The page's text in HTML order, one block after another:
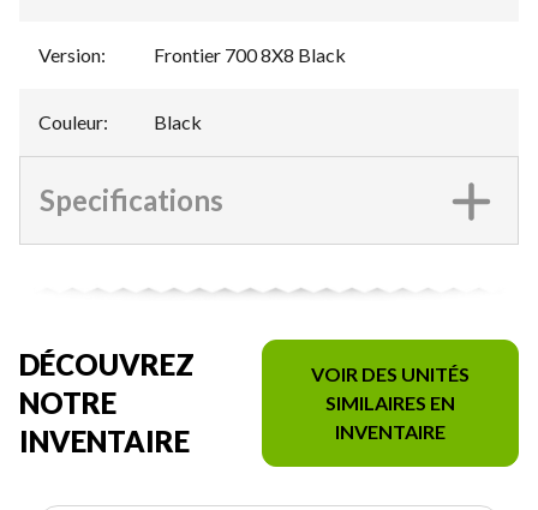
Version: Frontier 700 8X8 Black
Couleur: Black
Specifications
DÉCOUVREZ
NOTRE
INVENTAIRE
VOIR DES UNITÉS
SIMILAIRES EN
INVENTAIRE